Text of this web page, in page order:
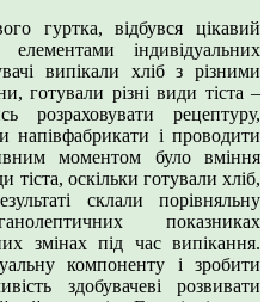
гуртка, відбувся цікавий
індивідуальних
випікали хліб з різними
готували різні види тіста –
розраховувати рецептуру,
напівфабрикати і проводити
моментом було вміння
тіста, оскільки готували хліб,
склали порівняльну
показниках
змінах під час випікання.
компоненту і зробити
здобувачеві розвивати